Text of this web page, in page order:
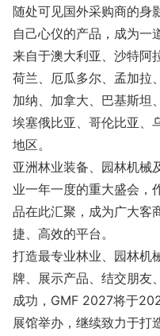
随处可见国外采购商的身
自己心仪的产品，成为一
来自于澳大利亚、沙特阿
荷兰、厄瓜多尔、孟加拉
加纳、加拿大、巴基斯坦
埃塞俄比亚、哥伦比亚、
地区。
亚洲林业装备、园林机械
业一年一度的重大盛会，
品在此汇聚，成为广大客
捷、高效的平台。
打造最专业林业、园林机
牌、展示产品、结交朋友
成功，GMF 2027将于
展馆举办，继续致力于打